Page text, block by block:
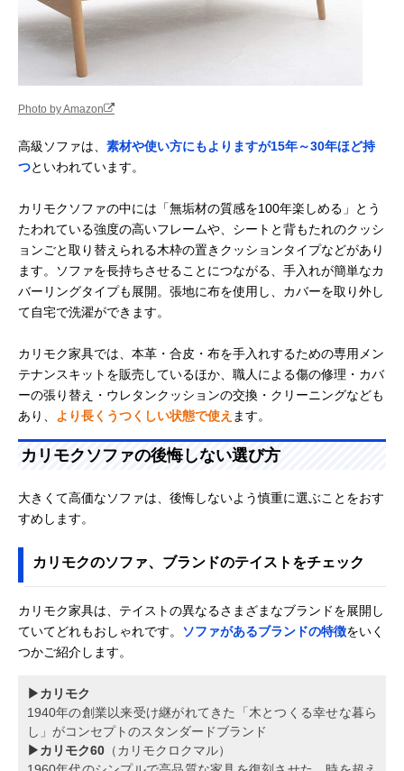
Photo by Amazon
高級ソファは、 素材や使い方にもよりますが15年～30年ほど持
つといわれています。
カリモクソファの中には「無垢材の質感を100年楽しめる」とう
たわれている強度の高いフレームや、シートと背もたれのクッシ
ョンごと取り替えられる木枠の置きクッションタイプなどがあり
ます。ソファを長持ちさせることにつながる、手入れが簡単なカ
バーリングタイプも展開。張地に布を使用し、カバーを取り外し
て自宅で洗濯ができます。
カリモク家具では、本革・合皮・布を手入れするための専用メン
テナンスキットを販売しているほか、職人による傷の修理・カバ
ーの張り替え・ウレタンクッションの交換・クリーニングなども
あり、
より長くうつくしい状態で使え ます。
カリモクソファの後悔しない選び方
大きくて高価なソファは、後悔しないよう慎重に選ぶことをおす
すめします。
カリモクのソファ、ブランドのテイストをチェック
カリモク家具は、テイストの異なるさまざまなブランドを展開し
ていてどれもおしゃれです。 ソファがあるブランドの特徴をいく
つかご紹介します。
▶カリモク
1940年の創業以来受け継がれてきた「木とつくる幸せな暮ら
し」がコンセプトのスタンダードブランド
▶カリモク60 （カリモクロクマル）